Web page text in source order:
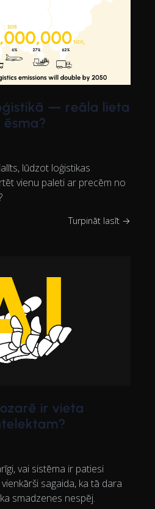
— reāla lieta
lūdzot loģistikas
vienu paleti ar precēm no
Turpināt lasīt →
ir vieta
vai sistēma ir patiesi
sagaida, ka tā dara
smadzenes nespēj.